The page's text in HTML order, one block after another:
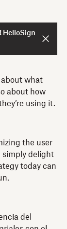
HelloSign
about what
about how
using it.
the user
simply delight
today can
del